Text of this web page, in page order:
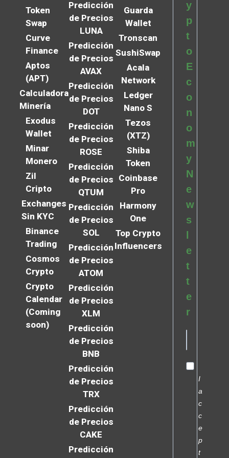
Token
Swap
Curve
Finance
Aptos
(APT)
Calculadora
Minería
Exodus
Wallet
Minar
Monero
Zil
Cripto
Exchanges
Sin KYC
Binance
Trading
Cosmos
Crypto
Crypto
Calendar
(Coming
soon)
Predicción
de Precios
LUNA
Predicción
de Precios
AVAX
Predicción
de Precios
DOT
Predicción
de Precios
ROSE
Predicción
de Precios
QTUM
Predicción
de Precios
SOL
Predicción
de Precios
ATOM
Predicción
de Precios
XLM
Predicción
de Precios
BNB
Predicción
de Precios
TRX
Predicción
de Precios
CAKE
Predicción
Guarda
Wallet
Tronscan
SushiSwap
Acala
Network
Ledger
Nano S
Tezos
(XTZ)
Shiba
Token
Coinbase
Pro
Harmony
One
Top Crypto
Influencers
y
p
t
o
E
c
o
n
o
m
y
N
e
w
s
e
t
t
e
r
I
a
c
c
e
p
t